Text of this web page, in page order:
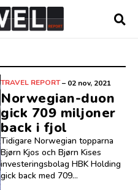
TRAVEL REPORT– 02 nov, 2021
Norwegian-duon
gick 709 miljoner
back i fjol
Tidigare Norwegian topparna
Bjørn Kjos och Bjørn Kises
investeringsbolag HBK Holding
gick back med 709...